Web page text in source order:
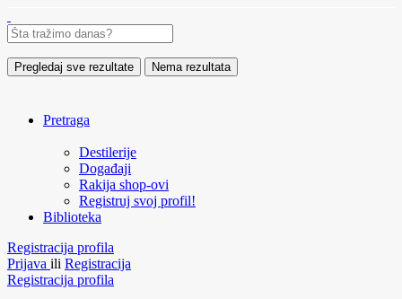
Pregledaj sve rezultate Nema rezultata
Pretraga
Destilerije
Događaji
Rakija shop-ovi
Registruj svoj profil!
Biblioteka
Registracija profila
Prijava ili Registracija
Registracija profila